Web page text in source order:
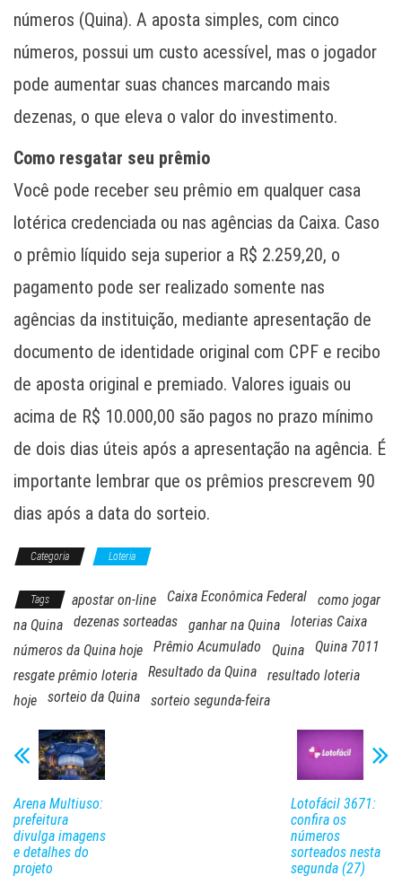
números (Quina). A aposta simples, com cinco
números, possui um custo acessível, mas o jogador
pode aumentar suas chances marcando mais
dezenas, o que eleva o valor do investimento.
Como resgatar seu prêmio
Você pode receber seu prêmio em qualquer casa
lotérica credenciada ou nas agências da Caixa. Caso
o prêmio líquido seja superior a R$ 2.259,20, o
pagamento pode ser realizado somente nas
agências da instituição, mediante apresentação de
documento de identidade original com CPF e recibo
de aposta original e premiado. Valores iguais ou
acima de R$ 10.000,00 são pagos no prazo mínimo
de dois dias úteis após a apresentação na agência. É
importante lembrar que os prêmios prescrevem 90
dias após a data do sorteio.
Categoria Loteria
Tags apostar on-line Caixa Econômica Federal
como jogar
na Quina
dezenas sorteadas ganhar na Quina
loterias Caixa
números da Quina hoje
Prêmio Acumulado Quina
Quina 7011
resgate prêmio loteria
Resultado da Quina
resultado loteria
hoje
sorteio da Quina sorteio segunda-feira
Arena Multiuso:
prefeitura
divulga imagens
e detalhes do
projeto
Lotofácil 3671:
confira os
números
sorteados nesta
segunda (27)